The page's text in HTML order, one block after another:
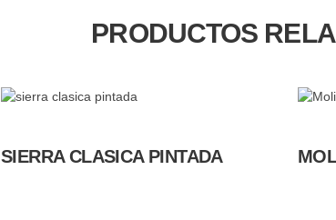
PRODUCTOS
SIERRA CLASICA PINTADA